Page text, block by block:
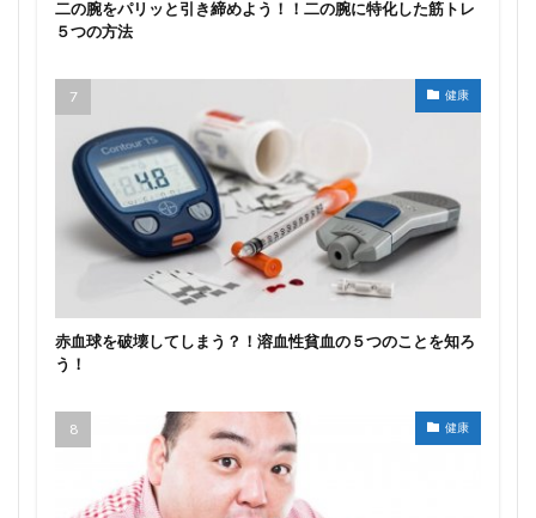
二の腕をパリッと引き締めよう！！二の腕に特化した筋トレ
５つの方法
健康
赤血球を破壊してしまう？！溶血性貧血の５つのことを知ろ
う！
健康